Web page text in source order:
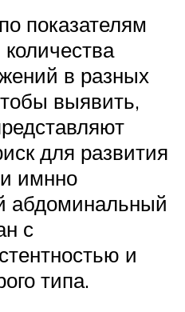
показателям
в разных
выявить,
для развития
имнно
абдоминальный
с
и
типа.